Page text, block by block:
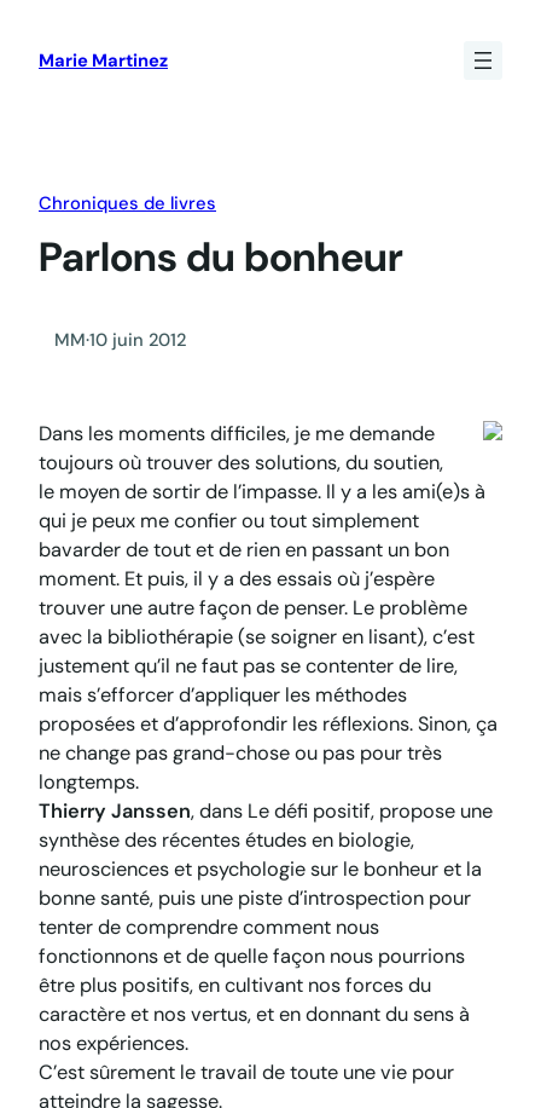
Marie Martinez
Chroniques de livres
Parlons du bonheur
MM·10 juin 2012
Dans les moments difficiles, je me demande
toujours où trouver des solutions, du soutien,
le moyen de sortir de l’impasse. Il y a les ami(e)s à
qui je peux me confier ou tout simplement
bavarder de tout et de rien en passant un bon
moment. Et puis, il y a des essais où j’espère
trouver une autre façon de penser. Le problème
avec la bibliothérapie (se soigner en lisant), c’est
justement qu’il ne faut pas se contenter de lire,
mais s’efforcer d’appliquer les méthodes
proposées et d’approfondir les réflexions. Sinon, ça
ne change pas grand-chose ou pas pour très
longtemps.
Thierry Janssen, dans Le défi positif, propose une
synthèse des récentes études en biologie,
neurosciences et psychologie sur le bonheur et la
bonne santé, puis une piste d’introspection pour
tenter de comprendre comment nous
fonctionnons et de quelle façon nous pourrions
être plus positifs, en cultivant nos forces du
caractère et nos vertus, et en donnant du sens à
nos expériences.
C’est sûrement le travail de toute une vie pour
atteindre la sagesse.